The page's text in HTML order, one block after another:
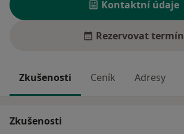
Kontaktní údaje
Rezervovat termín
Zkušenosti Ceník Adresy
Zkušenosti